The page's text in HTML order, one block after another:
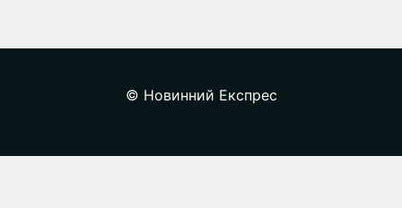
© Новинний Експрес